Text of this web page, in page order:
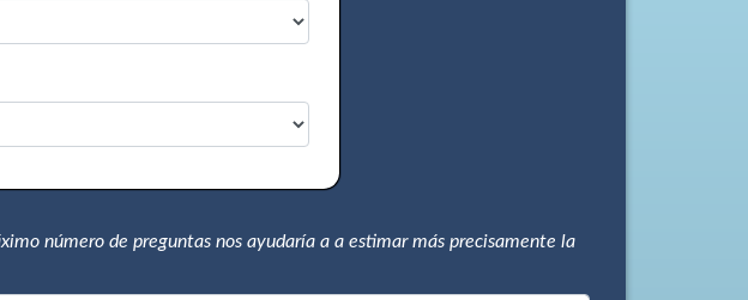
número de preguntas nos ayudaría a a estimar más precisamente la